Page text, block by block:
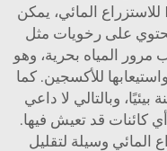
المثال، إذا تم استخدام حبل RIOOP للاستزراع المائي، يمكن
على رخويات مثل
مرور المياه بحرية، وهو
للأكسجين. كما
وبالتالي لا داعي
كائنات قد تعيش فيها.
المائي وسيلة لتقليل